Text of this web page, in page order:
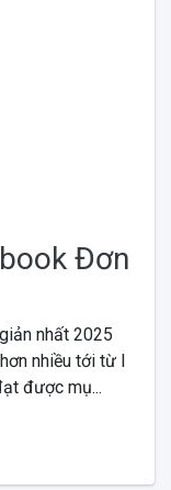
Đơn
nhất 2025
nhiều tới từ I
được mụ...